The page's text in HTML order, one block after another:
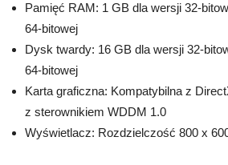
Pamięć RAM: 1 GB dla wersji 32-
64-bitowej
Dysk twardy: 16 GB dla wersji 32-
64-bitowej
Karta graficzna: Kompatybilna z
z sterownikiem WDDM 1.0
Wyświetlacz: Rozdzielczość 800 x